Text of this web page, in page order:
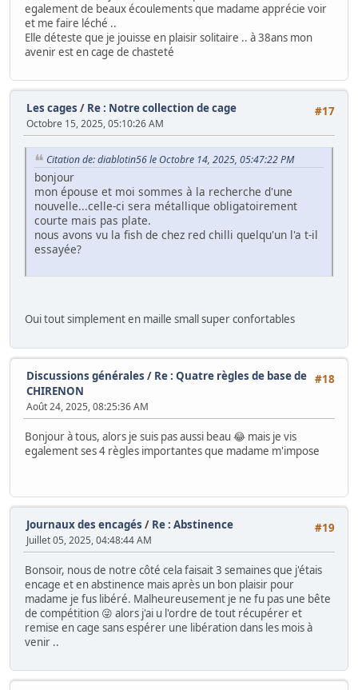
egalement de beaux écoulements que madame apprécie voir
et me faire léché ..
Elle déteste que je jouisse en plaisir solitaire .. à 38ans mon
avenir est en cage de chasteté
#17
Les cages / Re : Notre collection de cage
Octobre 15, 2025, 05:10:26 AM
Citation de: diablotin56 le Octobre 14, 2025, 05:47:22 PM
bonjour
mon épouse et moi sommes à la recherche d'une
nouvelle...celle-ci sera métallique obligatoirement
courte mais pas plate.
nous avons vu la fish de chez red chilli quelqu'un l'a t-il
essayée?
Oui tout simplement en maille small super confortables
#18
Discussions générales / Re : Quatre règles de base de
CHIRENON
Août 24, 2025, 08:25:36 AM
Bonjour à tous, alors je suis pas aussi beau 😂 mais je vis
egalement ses 4 règles importantes que madame m'impose
#19
Journaux des encagés / Re : Abstinence
Juillet 05, 2025, 04:48:44 AM
Bonsoir, nous de notre côté cela faisait 3 semaines que j'étais
encage et en abstinence mais après un bon plaisir pour
madame je fus libéré. Malheureusement je ne fu pas une bête
de compétition 😜 alors j'ai u l'ordre de tout récupérer et
remise en cage sans espérer une libération dans les mois à
venir ..